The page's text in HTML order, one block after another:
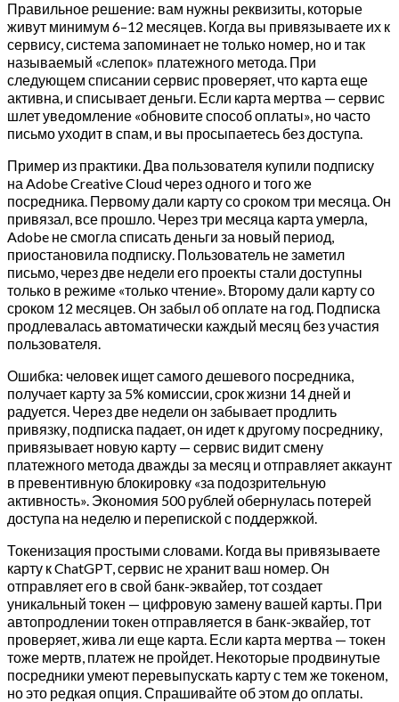
Правильное решение: вам нужны реквизиты, которые
живут минимум 6–12 месяцев. Когда вы привязываете их к
сервису, система запоминает не только номер, но и так
называемый «слепок» платежного метода. При
следующем списании сервис проверяет, что карта еще
активна, и списывает деньги. Если карта мертва — сервис
шлет уведомление «обновите способ оплаты», но часто
письмо уходит в спам, и вы просыпаетесь без доступа.
Пример из практики. Два пользователя купили подписку
на Adobe Creative Cloud через одного и того же
посредника. Первому дали карту со сроком три месяца. Он
привязал, все прошло. Через три месяца карта умерла,
Adobe не смогла списать деньги за новый период,
приостановила подписку. Пользователь не заметил
письмо, через две недели его проекты стали доступны
только в режиме «только чтение». Второму дали карту со
сроком 12 месяцев. Он забыл об оплате на год. Подписка
продлевалась автоматически каждый месяц без участия
пользователя.
Ошибка: человек ищет самого дешевого посредника,
получает карту за 5% комиссии, срок жизни 14 дней и
радуется. Через две недели он забывает продлить
привязку, подписка падает, он идет к другому посреднику,
привязывает новую карту — сервис видит смену
платежного метода дважды за месяц и отправляет аккаунт
в превентивную блокировку «за подозрительную
активность». Экономия 500 рублей обернулась потерей
доступа на неделю и перепиской с поддержкой.
Токенизация простыми словами. Когда вы привязываете
карту к ChatGPT, сервис не хранит ваш номер. Он
отправляет его в свой банк-эквайер, тот создает
уникальный токен — цифровую замену вашей карты. При
автопродлении токен отправляется в банк-эквайер, тот
проверяет, жива ли еще карта. Если карта мертва — токен
тоже мертв, платеж не пройдет. Некоторые продвинутые
посредники умеют перевыпускать карту с тем же токеном,
но это редкая опция. Спрашивайте об этом до оплаты.